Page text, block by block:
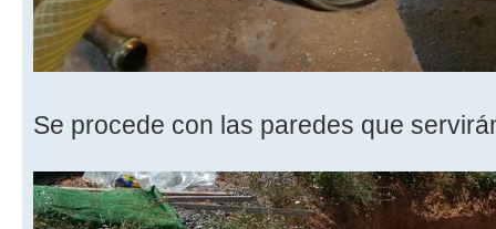
Se procede con las paredes que